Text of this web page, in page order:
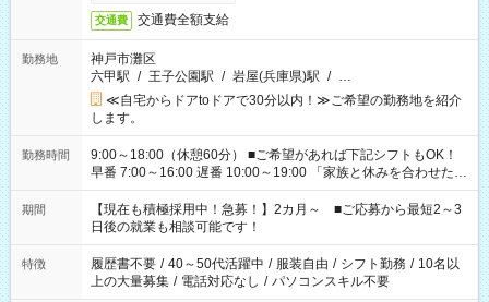
交通費 交通費全額支給
勤務地
神戸市灘区
六甲駅 / 王子公園駅 / 岩屋(兵庫県)駅 / …
≪自宅からドアtoドアで30分以内！≫ご希望の勤務地を紹介
します。
勤務時間
9:00～18:00（休憩60分） ■ご希望があれば下記シフトもOK！
早番 7:00～16:00 遅番 10:00～19:00 「家族と休みを合わせた
い」 「余裕を持って夕飯の準備がしたい」 「できれば残業はし
たくない」 など、ご希望を教えてくださいね。 ※Wワーク希望
の方へ 今ご覧のお仕事で希望する勤務時間と、もう1つのお仕事
の勤務時間。 合計で週40時間を超える場合は応募できません。
期間
【現在も積極採用中！急募！】2カ月～ ■ご応募から最短2～3
日後の就業も相談可能です！
特徴 履歴書不要 / 40～50代活躍中 / 服装自由 / シフト勤務 / 10名以
上の大量募集 / 電話対応なし / パソコンスキル不要